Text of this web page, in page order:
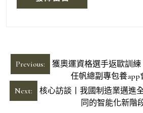
文
章
導
Previous:
獲奧運資格選手返歐訓
任帆總副專包養app
Next:
核心訪談丨我國制造業邁進
同的智能化新階